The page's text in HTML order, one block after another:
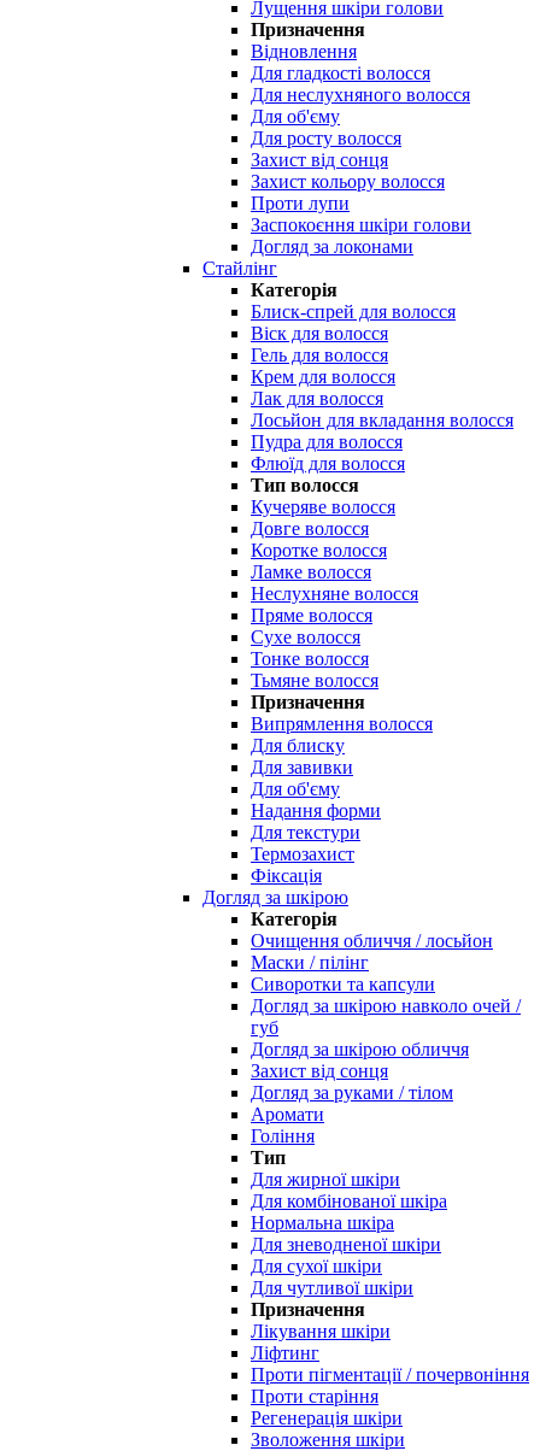
Лущення шкіри голови
Призначення
Відновлення
Для гладкості волосся
Для неслухняного волосся
Для об'єму
Для росту волосся
Захист від сонця
Захист кольору волосся
Проти лупи
Заспокоєння шкіри голови
Догляд за локонами
Стайлінг
Категорія
Блиск-спрей для волосся
Віск для волосся
Гель для волосся
Крем для волосся
Лак для волосся
Лосьйон для вкладання волосся
Пудра для волосся
Флюїд для волосся
Тип волосся
Кучеряве волосся
Довге волосся
Коротке волосся
Ламке волосся
Неслухняне волосся
Пряме волосся
Сухе волосся
Тонке волосся
Тьмяне волосся
Призначення
Випрямлення волосся
Для блиску
Для завивки
Для об'єму
Надання форми
Для текстури
Термозахист
Фіксація
Догляд за шкірою
Категорія
Очищення обличчя / лосьйон
Маски / пілінг
Сиворотки та капсули
Догляд за шкірою навколо очей /
губ
Догляд за шкірою обличчя
Захист від сонця
Догляд за руками / тілом
Аромати
Гоління
Тип
Для жирної шкіри
Для комбінованої шкіра
Нормальна шкіра
Для зневодненої шкіри
Для сухої шкіри
Для чутливої шкіри
Призначення
Лікування шкіри
Ліфтинг
Проти пігментації / почервоніння
Проти старіння
Регенерація шкіри
Зволоження шкіри